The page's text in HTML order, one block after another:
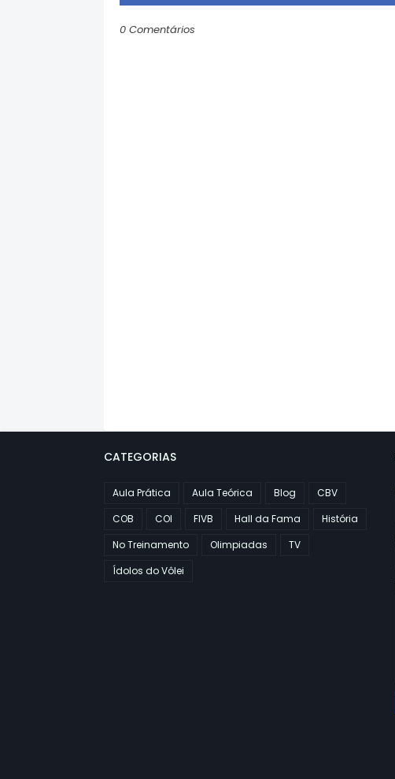
0 Comentários
CATEGORIAS
Aula Prática Aula Teórica Blog
CBV
COB
COI FIVB Hall da Fama
História
No Treinamento
Olimpiadas
TV
Ídolos do Vôlei